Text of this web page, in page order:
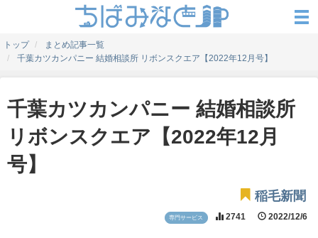
トップ
まとめ記事一覧
千葉カツカンパニー 結婚相談所 リボンスクエア【2022年12月号】
千葉カツカンパニー 結婚相談所
リボンスクエア【2022年12月
号】
稲毛新聞
専門サービス 2741 2022/12/6